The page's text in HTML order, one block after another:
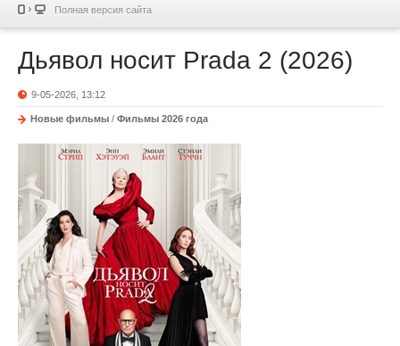
Полная версия сайта
Дьявол носит Prada 2 (2026)
9-05-2026, 13:12
Новые фильмы / Фильмы 2026 года